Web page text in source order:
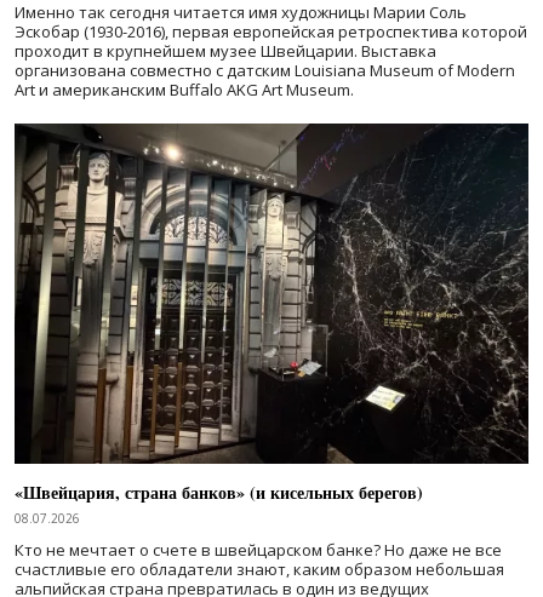
Именно так сегодня читается имя художницы Марии Соль
Эскобар (1930-2016), первая европейская ретроспектива которой
проходит в крупнейшем музее Швейцарии. Выставка
организована совместно с датским Louisiana Museum of Modern
Art и американским Buffalo AKG Art Museum.
«Швейцария, страна банков» (и кисельных берегов)
08.07.2026
Кто не мечтает о счете в швейцарском банке? Но даже не все
счастливые его обладатели знают, каким образом небольшая
альпийская страна превратилась в один из ведущих